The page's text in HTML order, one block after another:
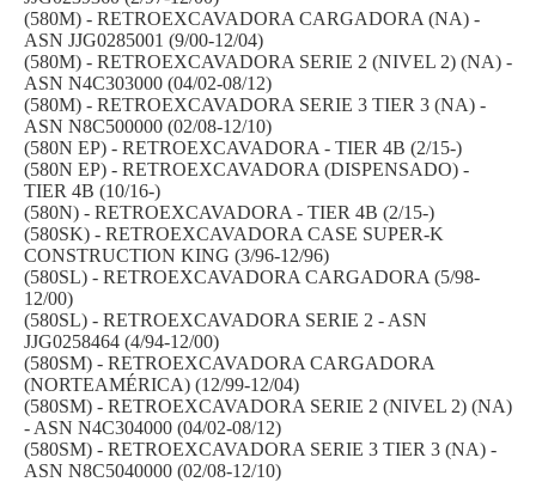
(580M) - RETROEXCAVADORA CARGADORA (NA) -
ASN JJG0285001 (9/00-12/04)
(580M) - RETROEXCAVADORA SERIE 2 (NIVEL 2) (NA) -
ASN N4C303000 (04/02-08/12)
(580M) - RETROEXCAVADORA SERIE 3 TIER 3 (NA) -
ASN N8C500000 (02/08-12/10)
(580N EP) - RETROEXCAVADORA - TIER 4B (2/15-)
(580N EP) - RETROEXCAVADORA (DISPENSADO) -
TIER 4B (10/16-)
(580N) - RETROEXCAVADORA - TIER 4B (2/15-)
(580SK) - RETROEXCAVADORA CASE SUPER-K
CONSTRUCTION KING (3/96-12/96)
(580SL) - RETROEXCAVADORA CARGADORA (5/98-
12/00)
(580SL) - RETROEXCAVADORA SERIE 2 - ASN
JJG0258464 (4/94-12/00)
(580SM) - RETROEXCAVADORA CARGADORA
(NORTEAMÉRICA) (12/99-12/04)
(580SM) - RETROEXCAVADORA SERIE 2 (NIVEL 2) (NA)
- ASN N4C304000 (04/02-08/12)
(580SM) - RETROEXCAVADORA SERIE 3 TIER 3 (NA) -
ASN N8C5040000 (02/08-12/10)